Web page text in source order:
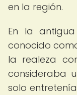
en la región.
En la
conocido
la realeza
consideraba
solo